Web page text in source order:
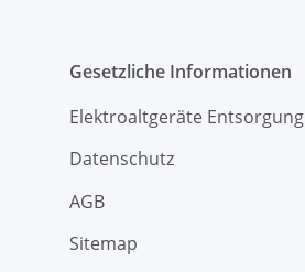
Gesetzliche Informationen
Elektroaltgeräte Entsorgung
Datenschutz
AGB
Sitemap